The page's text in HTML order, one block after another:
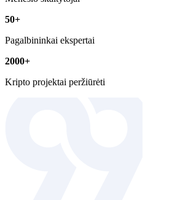
50+
Pagalbininkai ekspertai
2000+
Kripto projektai peržiūrėti